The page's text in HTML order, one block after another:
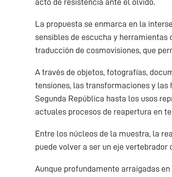
acto de resistencia ante el olvido.
La propuesta se enmarca en la
sensibles de escucha y
traducción de cosmovisiones, que
A través de objetos, fotografías,
tensiones, las transformaciones y las
Segunda República hasta los usos
actuales procesos de reapertura en
Entre los núcleos de la muestra, la
puede volver a ser un eje vertebrador
Aunque profundamente arraigadas